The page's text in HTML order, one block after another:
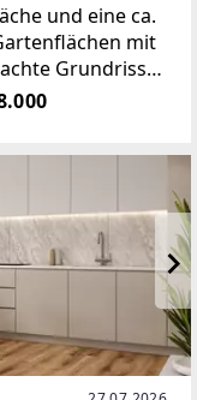
und eine ca.
mit
Grundriss
eine offene
und